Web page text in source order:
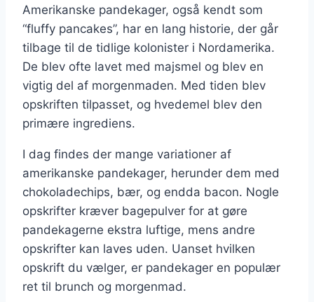
Amerikanske pandekager, også kendt som
“fluffy pancakes”, har en lang historie, der går
tilbage til de tidlige kolonister i Nordamerika.
De blev ofte lavet med majsmel og blev en
vigtig del af morgenmaden. Med tiden blev
opskriften tilpasset, og hvedemel blev den
primære ingrediens.
I dag findes der mange variationer af
amerikanske pandekager, herunder dem med
chokoladechips, bær, og endda bacon. Nogle
opskrifter kræver bagepulver for at gøre
pandekagerne ekstra luftige, mens andre
opskrifter kan laves uden. Uanset hvilken
opskrift du vælger, er pandekager en populær
ret til brunch og morgenmad.